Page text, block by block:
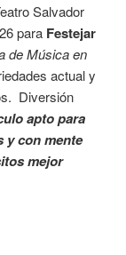
Salvador
para Festejar
de Música en
actual y
Diversión
apto para
y con mente
mejor